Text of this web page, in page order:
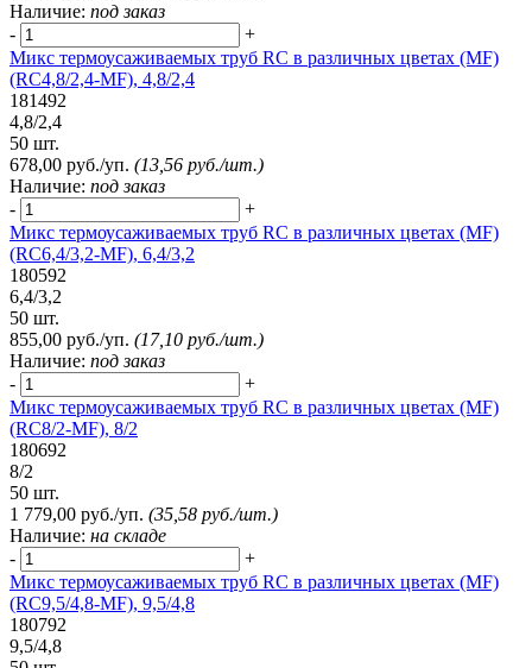
Наличие: под заказ
-
+
Микс термоусаживаемых труб RC в различных цветах (MF)
(RC4,8/2,4-MF), 4,8/2,4
181492
4,8/2,4
50 шт.
678,00 руб./уп. (13,56 руб./шт.)
Наличие: под заказ
-
+
Микс термоусаживаемых труб RC в различных цветах (MF)
(RC6,4/3,2-MF), 6,4/3,2
180592
6,4/3,2
50 шт.
855,00 руб./уп. (17,10 руб./шт.)
Наличие: под заказ
-
+
Микс термоусаживаемых труб RC в различных цветах (MF)
(RC8/2-MF), 8/2
180692
8/2
50 шт.
1 779,00 руб./уп. (35,58 руб./шт.)
Наличие: на складе
-
+
Микс термоусаживаемых труб RC в различных цветах (MF)
(RC9,5/4,8-MF), 9,5/4,8
180792
9,5/4,8